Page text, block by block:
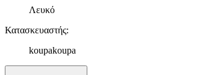
Λευκό
Κατασκευαστής:
koupakoupa